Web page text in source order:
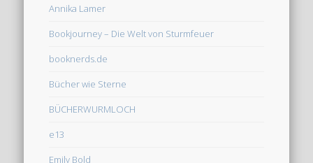
Annika Lamer
Bookjourney – Die Welt von Sturmfeuer
booknerds.de
Bücher wie Sterne
BÜCHERWURMLOCH
e13
Emily Bold